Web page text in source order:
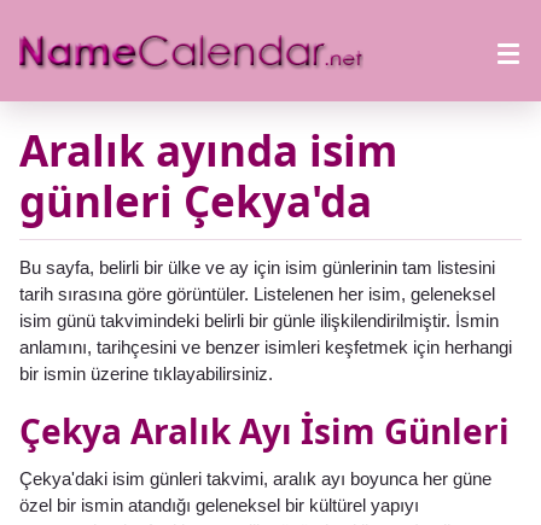
Aralık ayında isim
günleri Çekya'da
Bu sayfa, belirli bir ülke ve ay için isim günlerinin tam listesini
tarih sırasına göre görüntüler. Listelenen her isim, geleneksel
isim günü takvimindeki belirli bir günle ilişkilendirilmiştir. İsmin
anlamını, tarihçesini ve benzer isimleri keşfetmek için herhangi
bir ismin üzerine tıklayabilirsiniz.
Çekya Aralık Ayı İsim Günleri
Çekya'daki isim günleri takvimi, aralık ayı boyunca her güne
özel bir ismin atandığı geleneksel bir kültürel yapıyı